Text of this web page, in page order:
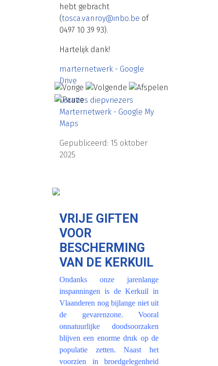
hebt gebracht
(tosca.vanroy@inbo.be of
0497 10 39 93).
Hartelijk dank!
marternetwerk - Google
Drive
Locaties diepvriezers
Marternetwerk - Google My
Maps
Gepubliceerd: 15 oktober
2025
VRIJE GIFTEN
VOOR
BESCHERMING
VAN DE KERKUIL
Ondanks onze jarenlange
inspanningen is de Kerkuil in
Vlaanderen nog bijlange niet uit
de gevarenzone. Vooral
onnatuurlijke doodsoorzaken
blijven een enorme druk op de
populatie zetten. Naast het
voorzien in broedgelegenheid